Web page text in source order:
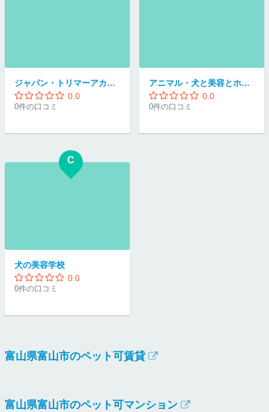
ジャパン・トリマーアカデミー富山校
0.0
0件の口コミ
アニマル・犬と美容とホテル
0.0
0件の口コミ
C
犬の美容学校
0.0
0件の口コミ
富山県富山市のペット可賃貸
富山県富山市のペット可マンション